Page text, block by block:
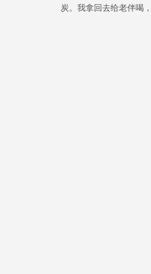
炭。我拿回去给老伴喝